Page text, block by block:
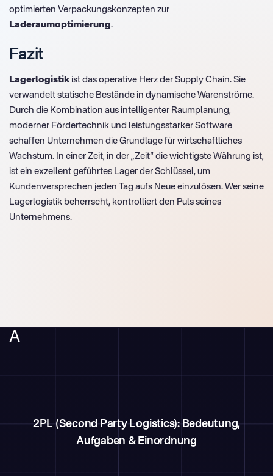
optimierten Verpackungskonzepten zur
Laderaumoptimierung.
Fazit
Lagerlogistik ist das operative Herz der Supply Chain. Sie
verwandelt statische Bestände in dynamische Warenströme.
Durch die Kombination aus intelligenter Raumplanung,
moderner Fördertechnik und leistungsstarker Software
schaffen Unternehmen die Grundlage für wirtschaftliches
Wachstum. In einer Zeit, in der „Zeit“ die wichtigste Währung ist,
ist ein exzellent geführtes Lager der Schlüssel, um
Kundenversprechen jeden Tag aufs Neue einzulösen. Wer seine
Lagerlogistik beherrscht, kontrolliert den Puls seines
Unternehmens.
A
2PL (Second Party Logistics): Bedeutung,
Aufgaben & Einordnung